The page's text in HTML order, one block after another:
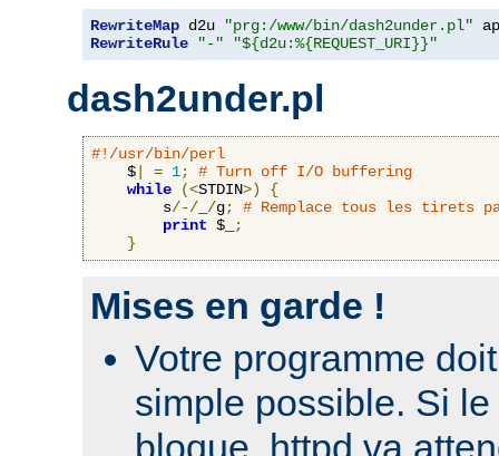
RewriteMap d2u "prg:/www/bin/dash2under.pl"
RewriteRule
"-" "${d2u:%{REQUEST_URI}}"
dash2under.pl
#!/usr/bin/perl
    $
= 1;
# Turn off I/O buffering
while
(<STDIN>)
{
        s
/-/ /g;
# Remplace tous les tirets
print $_
;
}
Mises en garde !
Votre programme
simple possible. Si
bloque, httpd va